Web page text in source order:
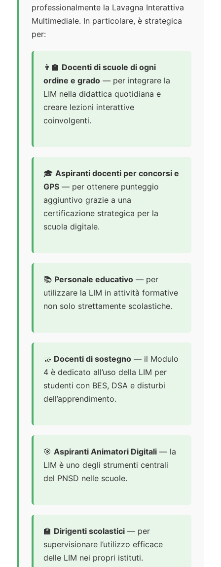
professionalmente la Lavagna Interattiva
Multimediale. In particolare, è strategica
per:
👨‍🏫 Docenti di scuole di ogni
ordine e grado — per integrare la
LIM nella didattica quotidiana e
creare lezioni interattive
coinvolgenti.
🎓 Aspiranti docenti per concorsi e
GPS — per ottenere punteggio
aggiuntivo grazie a una
certificazione strategica per la
scuola digitale.
📚 Personale educativo — per
utilizzare la LIM in attività formative
non solo strettamente scolastiche.
🤝 Docenti di sostegno — il Modulo
4 è dedicato all’uso della LIM per
studenti con BES, DSA e disturbi
dell’apprendimento.
🎯 Aspiranti Animatori Digitali — la
LIM è uno degli strumenti centrali
del PNSD nelle scuole.
🏫 Dirigenti scolastici — per
supervisionare l’utilizzo efficace
delle LIM nei propri istituti.